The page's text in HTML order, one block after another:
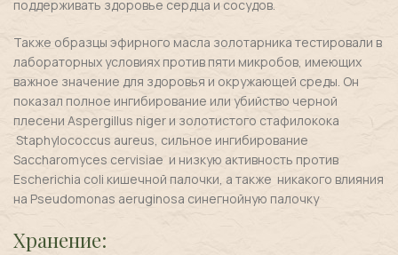
поддерживать здоровье сердца и сосудов.
Также образцы эфирного масла золотарника тестировали в
лабораторных условиях против пяти микробов, имеющих
важное значение для здоровья и окружающей среды. Он
показал полное ингибирование или убийство черной
плесени Aspergillus niger и золотистого стафилокока
Staphylococcus aureus, сильное ингибирование
Saccharomyces cervisiae и низкую активность против
Escherichia coli кишечной палочки, а также никакого влияния
на Pseudomonas aeruginosa синегнойную палочку
Хранение: